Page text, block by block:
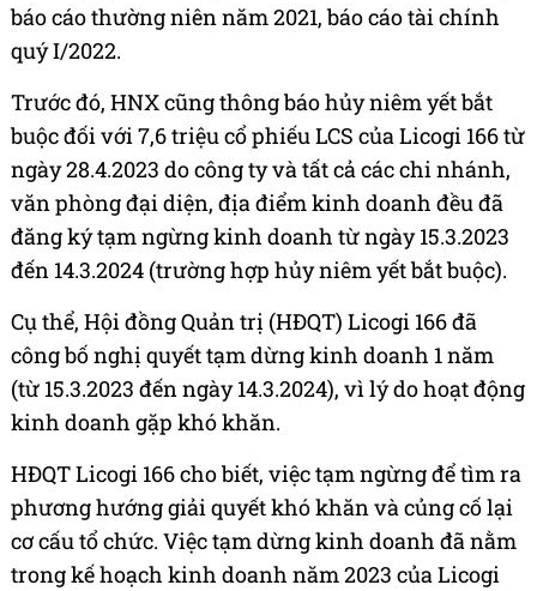
báo cáo thường niên năm 2021, báo cáo tài chính
quý I/2022.
Trước đó, HNX cũng thông báo hủy niêm yết bắt
buộc đối với 7,6 triệu cổ phiếu LCS của Licogi 166 từ
ngày 28.4.2023 do công ty và tất cả các chi nhánh,
văn phòng đại diện, địa điểm kinh doanh đều đã
đăng ký tạm ngừng kinh doanh từ ngày 15.3.2023
đến 14.3.2024 (trường hợp hủy niêm yết bắt buộc).
Cụ thể, Hội đồng Quản trị (HĐQT) Licogi 166 đã
công bố nghị quyết tạm dừng kinh doanh 1 năm
(từ 15.3.2023 đến ngày 14.3.2024), vì lý do hoạt động
kinh doanh gặp khó khăn.
HĐQT Licogi 166 cho biết, việc tạm ngừng để tìm ra
phương hướng giải quyết khó khăn và củng cố lại
cơ cấu tổ chức. Việc tạm dừng kinh doanh đã nằm
trong kế hoạch kinh doanh năm 2023 của Licogi